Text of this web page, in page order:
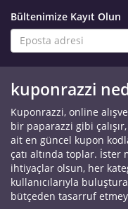
Bültenimize Kayıt Olun
kuponrazzi
Kuponrazzi, online
bir paparazzi gibi
ait en güncel kupon
çatı altında toplar.
ihtiyaçlar olsun, her
kullanıcılarıyla
bütçeden tasarruf